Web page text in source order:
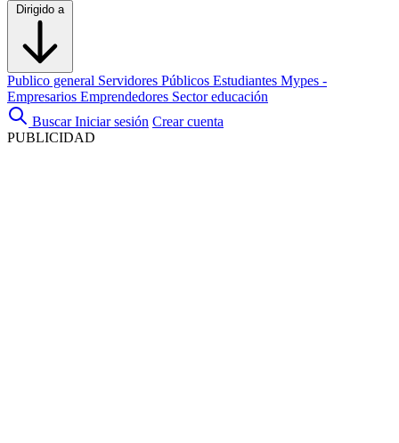
Dirigido a
Publico general Servidores Públicos Estudiantes Mypes -
Empresarios Emprendedores Sector educación
Buscar Iniciar sesión Crear cuenta
PUBLICIDAD